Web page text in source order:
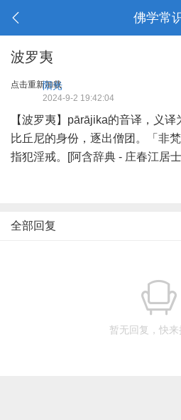
佛学常
波罗夷
点击重新加载
阳光
2024-9-2 19:42:04
【波罗夷】pārājika的音译，义译
比丘尼的身份，逐出僧团。「非
指犯淫戒。[阿含辞典 - 庄春江居
全部回复
暂无回复，快来